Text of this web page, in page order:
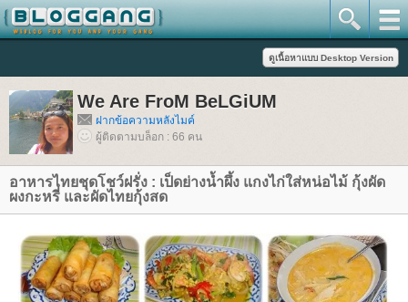
We Are FroM BeLGiUM
ฝากข้อความหลังไมค์
ผู้ติดตามบล็อก : 66 คน
อาหารไทยชุดโชว์ฝรั่ง : เป็ดย่างน้ำผึ้ง แกงไก่ใส่หน่อไม้ กุ้งผัด
ผงกะหรี่ และผัดไทยกุ้งสด